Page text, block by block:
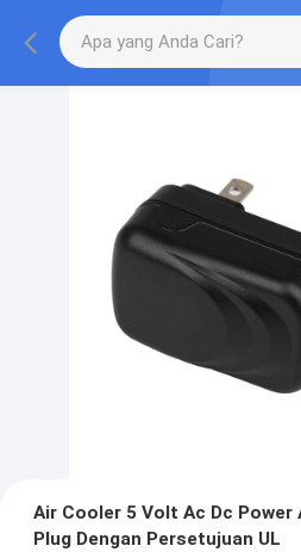
Air Cooler 5 Volt Ac Dc Power
Plug Dengan Persetujuan UL